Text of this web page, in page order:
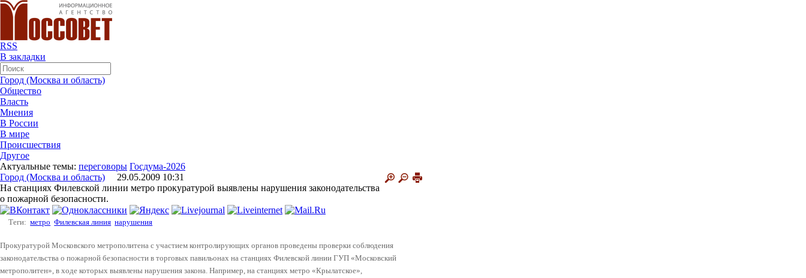
RSS
В закладки
Город (Москва и область)
Общество
Власть
Мнения
В России
В мире
Происшествия
Другое
Актуальные темы: переговоры Госдума-2026
Город (Москва и область) 29.05.2009 10:31
На станциях Филевской линии метро прокуратурой выявлены нарушения законодательства
о пожарной безопасности.
Теги: метро Филевская линия нарушения
Прокуратурой Московского метрополитена с участием контролирующих органов проведены проверки соблюдения
законодательства о пожарной безопасности в торговых павильонах на станциях Филевской линии ГУП «Московский
метрополитен», в ходе которых выявлены нарушения закона. Например, на станциях метро «Крылатское»,